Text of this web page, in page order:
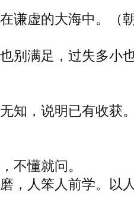
虚的大海中。（
满足，过失多小
，说明已有收获
懂就问。
人笨人前学。以